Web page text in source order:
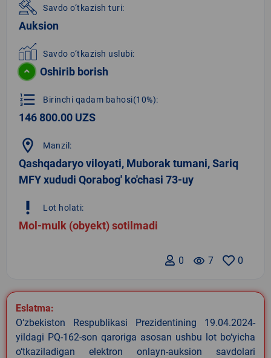
Savdo o‘tkazish turi:
Auksion
Savdo o‘tkazish uslubi:
Oshirib borish
format_list_numbered Birinchi qadam bahosi(10%):
146 800.00 UZS
location_on Manzil:
Qashqadaryo viloyati, Muborak tumani, Sariq
MFY xududi Qorabog' ko'chasi 73-uy
priority_high Lot holati:
Mol-mulk (obyekt) sotilmadi
0
remove_red_eye 7
0
Eslatma:
O‘zbekiston Respublikasi Prezidentining 19.04.2024-
yildagi PQ-162-son qaroriga asosan ushbu lot bo‘yicha
o‘tkaziladigan elektron onlayn-auksion savdolari